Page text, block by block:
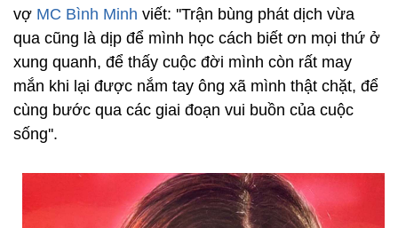
vợ MC Bình Minh viết: ''Trận bùng phát dịch vừa
qua cũng là dịp để mình học cách biết ơn mọi thứ ở
xung quanh, để thấy cuộc đời mình còn rất may
mắn khi lại được nắm tay ông xã mình thật chặt, để
cùng bước qua các giai đoạn vui buồn của cuộc
sống''.